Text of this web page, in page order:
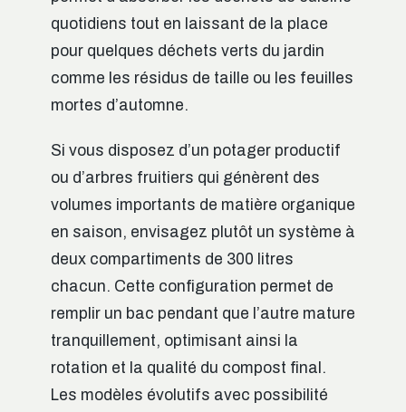
quotidiens tout en laissant de la place
pour quelques déchets verts du jardin
comme les résidus de taille ou les feuilles
mortes d’automne.
Si vous disposez d’un potager productif
ou d’arbres fruitiers qui génèrent des
volumes importants de matière organique
en saison, envisagez plutôt un système à
deux compartiments de 300 litres
chacun. Cette configuration permet de
remplir un bac pendant que l’autre mature
tranquillement, optimisant ainsi la
rotation et la qualité du compost final.
Les modèles évolutifs avec possibilité